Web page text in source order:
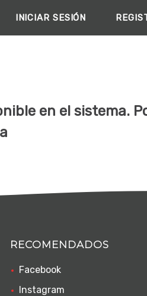
INICIAR SESIÓN
en el sistema.
RECOMENDADOS
Facebook
Instagram